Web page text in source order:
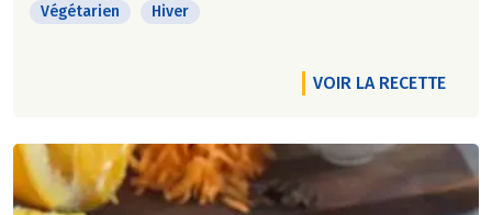
Végétarien
Hiver
VOIR LA RECETTE